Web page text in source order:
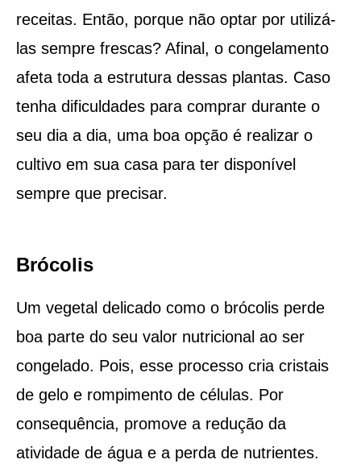
receitas. Então, porque não optar por utilizá-
las sempre frescas? Afinal, o congelamento
afeta toda a estrutura dessas plantas. Caso
tenha dificuldades para comprar durante o
seu dia a dia, uma boa opção é realizar o
cultivo em sua casa para ter disponível
sempre que precisar.
Brócolis
Um vegetal delicado como o brócolis perde
boa parte do seu valor nutricional ao ser
congelado. Pois, esse processo cria cristais
de gelo e rompimento de células. Por
consequência, promove a redução da
atividade de água e a perda de nutrientes.